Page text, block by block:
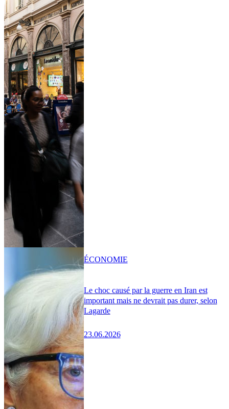
Le choc causé par la guerre en Iran est
important mais ne devrait pas durer, selon
Lagarde
23.06.2026
ÉCONOMIE